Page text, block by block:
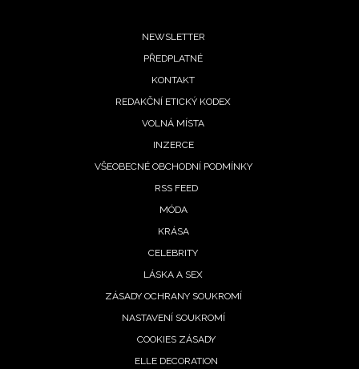
NEWSLETTER
PŘEDPLATNÉ
KONTAKT
REDAKČNÍ ETICKÝ KODEX
VOLNÁ MÍSTA
INZERCE
VŠEOBECNÉ OBCHODNÍ PODMÍNKY
RSS FEED
MÓDA
KRÁSA
CELEBRITY
LÁSKA A SEX
ZÁSADY OCHRANY SOUKROMÍ
NASTAVENÍ SOUKROMÍ
COOKIES ZÁSADY
ELLE DECORATION